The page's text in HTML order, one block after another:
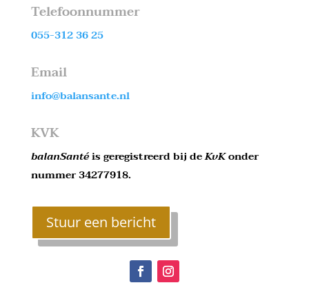
Telefoonnummer
055-312 36 25
Email
info@balansante.nl
KVK
balanSantéis geregistreerd bij deKvKonder
nummer 34277918.
Stuur een bericht